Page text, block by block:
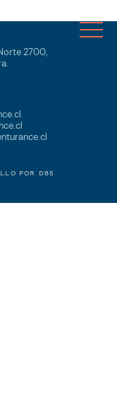
2700,
POR D85